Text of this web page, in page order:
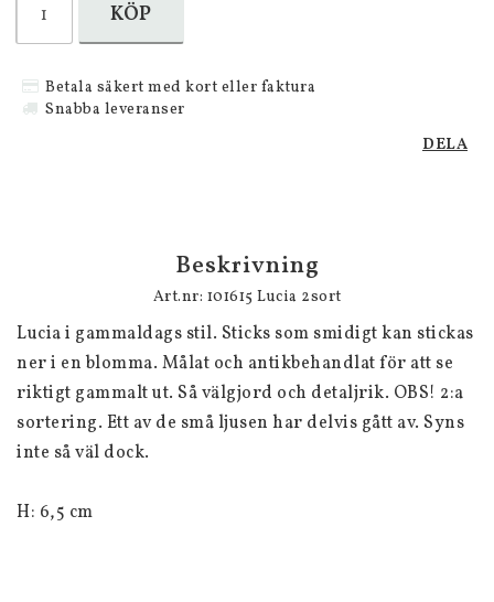
KÖP
Betala säkert med kort eller faktura
Snabba leveranser
DELA
Beskrivning
Art.nr: 101615 Lucia 2sort
Lucia i gammaldags stil. Sticks som smidigt kan stickas
ner i en blomma. Målat och antikbehandlat för att se
riktigt gammalt ut. Så välgjord och detaljrik. OBS! 2:a
sortering. Ett av de små ljusen har delvis gått av. Syns
inte så väl dock.